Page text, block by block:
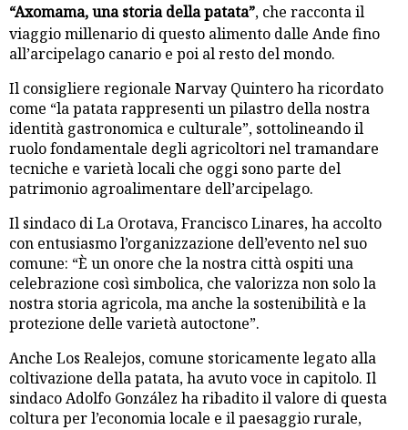
“Axomama, una storia della patata”, che racconta il
viaggio millenario di questo alimento dalle Ande fino
all’arcipelago canario e poi al resto del mondo.
Il consigliere regionale Narvay Quintero ha ricordato
come “la patata rappresenti un pilastro della nostra
identità gastronomica e culturale”, sottolineando il
ruolo fondamentale degli agricoltori nel tramandare
tecniche e varietà locali che oggi sono parte del
patrimonio agroalimentare dell’arcipelago.
Il sindaco di La Orotava, Francisco Linares, ha accolto
con entusiasmo l’organizzazione dell’evento nel suo
comune: “È un onore che la nostra città ospiti una
celebrazione così simbolica, che valorizza non solo la
nostra storia agricola, ma anche la sostenibilità e la
protezione delle varietà autoctone”.
Anche Los Realejos, comune storicamente legato alla
coltivazione della patata, ha avuto voce in capitolo. Il
sindaco Adolfo González ha ribadito il valore di questa
coltura per l’economia locale e il paesaggio rurale,